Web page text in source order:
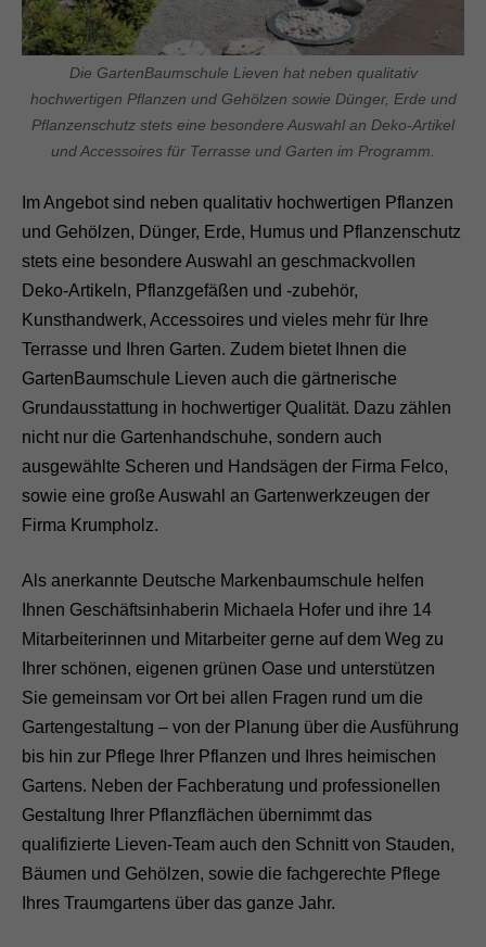
Die GartenBaumschule Lieven hat neben qualitativ
hochwertigen Pflanzen und Gehölzen sowie Dünger, Erde und
Pflanzenschutz stets eine besondere Auswahl an Deko-Artikel
und Accessoires für Terrasse und Garten im Programm.
Im Angebot sind neben qualitativ hochwertigen Pflanzen
und Gehölzen, Dünger, Erde, Humus und Pflanzenschutz
stets eine besondere Auswahl an geschmackvollen
Deko-Artikeln, Pflanzgefäßen und -zubehör,
Kunsthandwerk, Accessoires und vieles mehr für Ihre
Terrasse und Ihren Garten. Zudem bietet Ihnen die
GartenBaumschule Lieven auch die gärtnerische
Grundausstattung in hochwertiger Qualität. Dazu zählen
nicht nur die Gartenhandschuhe, sondern auch
ausgewählte Scheren und Handsägen der Firma Felco,
sowie eine große Auswahl an Gartenwerkzeugen der
Firma Krumpholz.
Als anerkannte Deutsche Markenbaumschule helfen
Ihnen Geschäftsinhaberin Michaela Hofer und ihre 14
Mitarbeiterinnen und Mitarbeiter gerne auf dem Weg zu
Ihrer schönen, eigenen grünen Oase und unterstützen
Sie gemeinsam vor Ort bei allen Fragen rund um die
Gartengestaltung – von der Planung über die Ausführung
bis hin zur Pflege Ihrer Pflanzen und Ihres heimischen
Gartens. Neben der Fachberatung und professionellen
Gestaltung Ihrer Pflanzflächen übernimmt das
qualifizierte Lieven-Team auch den Schnitt von Stauden,
Bäumen und Gehölzen, sowie die fachgerechte Pflege
Ihres Traumgartens über das ganze Jahr.